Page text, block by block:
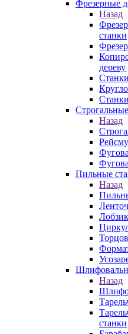
Фрезерные
Назад
станки
дереву
Назад
Пильные
Назад
Назад
станки